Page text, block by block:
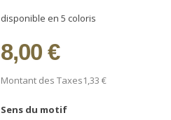
disponible en 5 coloris
8,00 €
Montant des Taxes1,33 €
Sens du motif